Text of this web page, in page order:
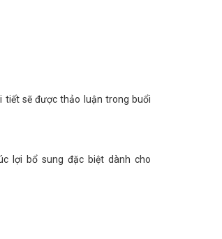
tiết sẽ được thảo luận trong buổi
lợi bổ sung đặc biệt dành cho